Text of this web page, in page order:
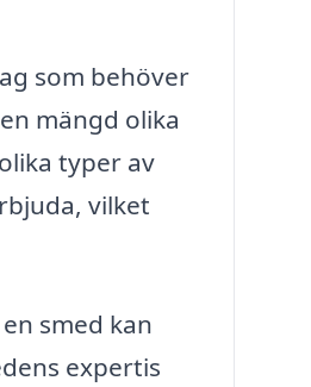
som behöver
mängd olika
typer av
vilket
smed kan
expertis